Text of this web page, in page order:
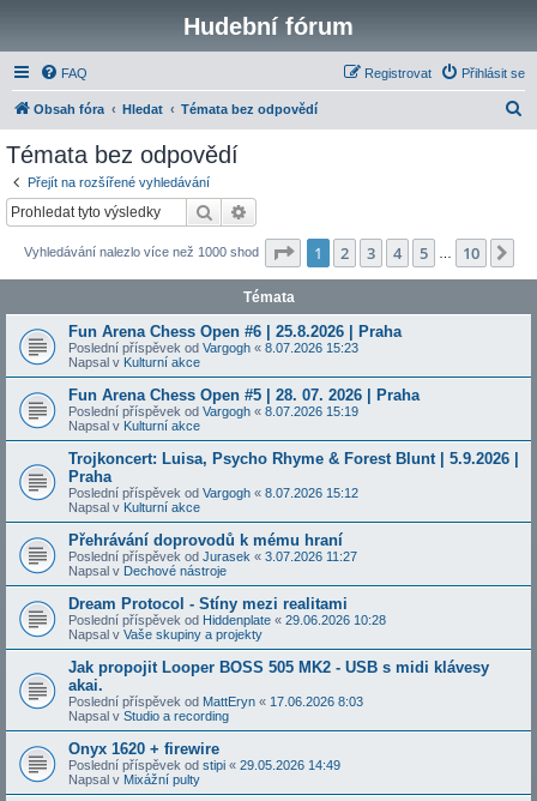
Hudební fórum
FAQ Přihlásit se
Registrovat
Obsah fóra Hledat Témata bez odpovědí
Témata bez odpovědí
Přejít na rozšířené vyhledávání
Hledat
Vyhledávání nalezlo více než 1000 shod Stránka z 10
1 2 3 4 5 10
Témata
Fun Arena Chess Open #6 | 25.8.2026 | Praha
Poslední příspěvek od Vargogh « 8.07.2026 15:23
Napsal v Kulturní akce
Fun Arena Chess Open #5 | 28. 07. 2026 | Praha
Poslední příspěvek od Vargogh « 8.07.2026 15:19
Napsal v Kulturní akce
Trojkoncert: Luisa, Psycho Rhyme & Forest Blunt | 5.9.2026 |
Praha
Poslední příspěvek od Vargogh « 8.07.2026 15:12
Napsal v Kulturní akce
Přehrávání doprovodů k mému hraní
Poslední příspěvek od Jurasek « 3.07.2026 11:27
Napsal v Dechové nástroje
Dream Protocol - Stíny mezi realitami
Poslední příspěvek od Hiddenplate « 29.06.2026 10:28
Napsal v Vaše skupiny a projekty
Jak propojit Looper BOSS 505 MK2 - USB s midi klávesy
akai.
Poslední příspěvek od MattEryn « 17.06.2026 8:03
Napsal v Studio a recording
Onyx 1620 + firewire
Poslední příspěvek od stipi « 29.05.2026 14:49
Napsal v Mixážní pulty